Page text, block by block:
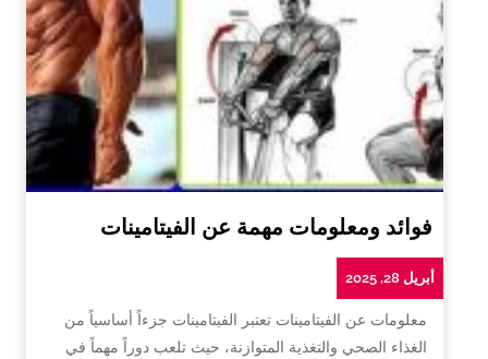
فوائد ومعلومات مهمة عن الفيتامينات
أبريل 28, 2025
معلومات عن الفيتامينات تعتبر الفيتامينات جزءاً أساسياً من
الغذاء الصحي والتغذية المتوازنة، حيث تلعب دوراً مهماً في